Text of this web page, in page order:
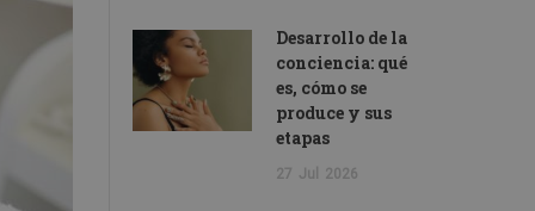
Desarrollo de la
conciencia: qué
es, cómo se
produce y sus
etapas
27 Jul 2026